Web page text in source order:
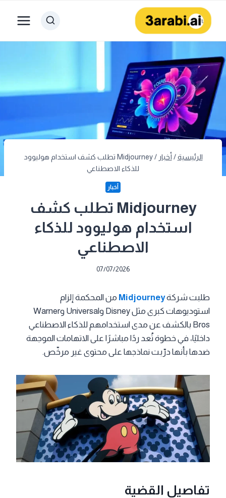
المحتوى
الرئيسية / أخبار /
Midjourney تطلب كشف استخدام هوليوود
للذكاء الاصطناعي
أخبار
Midjourney تطلب كشف
استخدام هوليوود للذكاء
الاصطناعي
07/07/2026
طلبت شركةMidjourney من المحكمة إلزام
استوديوهات كبرى مثل Disney وUniversal وWarner
Bros بالكشف عن مدى استخدامهم للذكاء الاصطناعي
داخليًا، في خطوة تُعد ردًا مباشرًا على الاتهامات الموجهة
ضدها بأنها درّبت نماذجها على محتوى غير مرخّص.
تفاصيل القضية